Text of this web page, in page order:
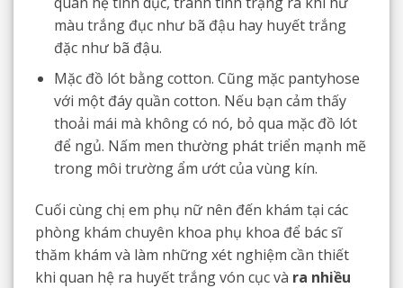
màu trắng đục như bã đậu hay huyết trắng
đặc như bã đậu.
Mặc đồ lót bằng cotton. Cũng mặc pantyhose
với một đáy quần cotton. Nếu bạn cảm thấy
thoải mái mà không có nó, bỏ qua mặc đồ lót
để ngủ. Nấm men thường phát triển mạnh mẽ
trong môi trường ẩm ướt của vùng kín.
Cuối cùng chị em phụ nữ nên đến khám tại các
phòng khám chuyên khoa phụ khoa để bác sĩ
thăm khám và làm những xét nghiệm cần thiết
khi quan hệ ra huyết trắng vón cục và ra nhiều